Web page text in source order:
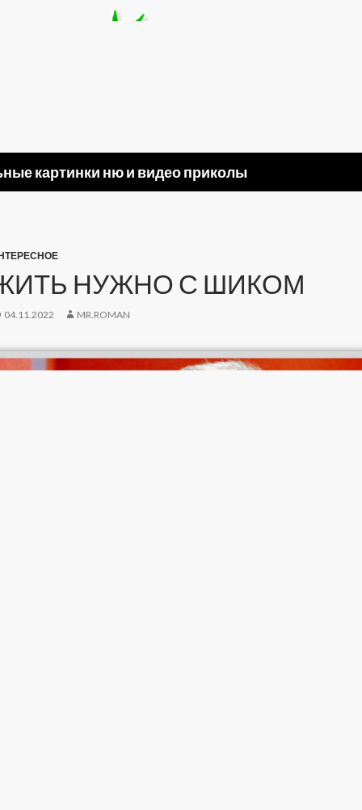
картинки ню и видео приколы
НУЖНО С ШИКОМ
04.11.2022 MR.ROMAN